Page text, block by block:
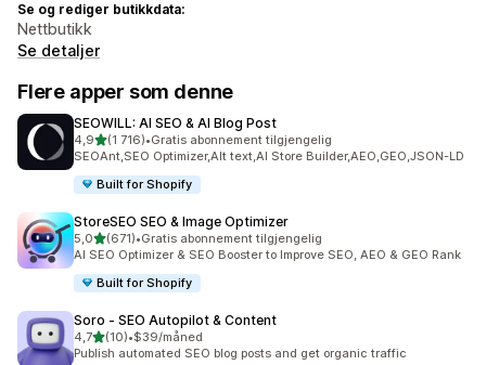
Se og rediger butikkdata:
Nettbutikk
Se detaljer
Flere apper som denne
SEOWILL: AI SEO & AI Blog Post
4,9av 5 stjerner
(1 716)
Totalt 1716 omtaler
•Gratis abonnement tilgjengelig
SEOAnt,SEO Optimizer,Alt text,AI Store Builder,AEO,GEO,JSON-LD
Built for Shopify
StoreSEO SEO & Image Optimizer
5,0av 5 stjerner
(671)
Totalt 671 omtaler
•Gratis abonnement tilgjengelig
AI SEO Optimizer & SEO Booster to Improve SEO, AEO & GEO Rank
Built for Shopify
Soro ‑ SEO Autopilot & Content
4,7av 5 stjerner
(10)
Totalt 10 omtaler
•$39/måned
Publish automated SEO blog posts and get organic traffic